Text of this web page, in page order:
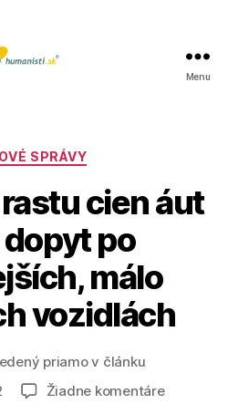
Menu
Kategórie
SPRÁVY
cien áut
po
málo
vozidlách
priamo v článku
Žiadne komentárena